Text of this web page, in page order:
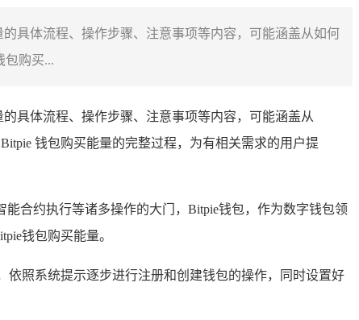
具体流程、操作步骤、注意事项等内容，可能涵盖从如何
包购买...
具体流程、操作步骤、注意事项等内容，可能涵盖从
钱包购买能量的完整过程，为有相关需求的用户提
合约执行等诸多操作的大门，Bitpie钱包，作为数字钱包领
钱包购买能量。
照系统提示逐步进行注册和创建钱包的操作，同时设置好